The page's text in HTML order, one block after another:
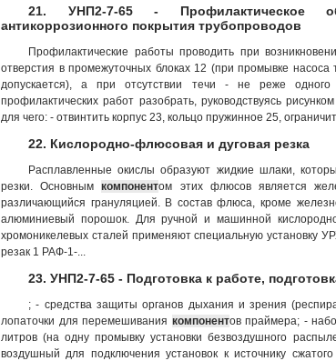
21. УНП2-7-65 - Профилактическое
антикоррозионного покрытия трубопроводов
Профилактические работы проводить при
отверстия в промежуточных блоках 12 (при промывке насоса
допускается), а при отсутствии течи - не реже
профилактических работ разобрать, руководствуясь
для чего: - отвинтить корпус 23, кольцо пружинное 25,
22. Кислородно-флюсовая и дуговая резка
Расплавленные окислы образуют жидкие шлаки,
резки. Основнымкомпонентом этих флюсов является
различающийся грануляцией. В состав флюса, кроме
алюминиевый порошок. Для ручной и машинной
хромоникелевых сталей применяют специальную установку
резак 1 РАФ-1-...
23. УНП2-7-65 - Подготовка к работе,
; - средства защиты органов дыхания и зрения
лопаточки для перемешивания компонентов праймера; -
литров (на одну промывку установки безвоздушного
воздушный для подключения установок к источнику